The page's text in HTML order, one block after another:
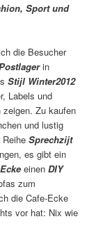
Sport und
die Besucher
in
Stijl Winter2012
Labels und
zeigen. Zu kaufen
und lustig
ReiheSprechzijt
es gibt ein
einenDIY
zum
die Cafe-Ecke
vor hat: Nix wie